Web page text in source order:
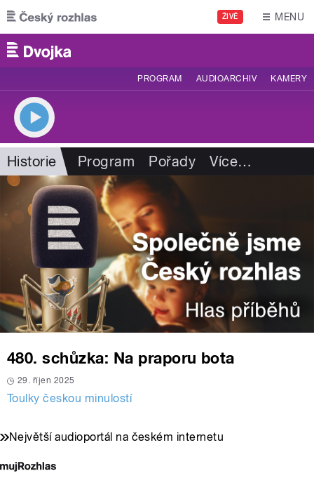
Přejít k hlavnímu obsahu
ŽIVĚ MENU
PROGRAM AUDIOARCHIV KAMERY
Historie Program Pořady Více…
480. schůzka: Na praporu bota
29. říjen 2025
Toulky českou minulostí
Největší audioportál na českém internetu